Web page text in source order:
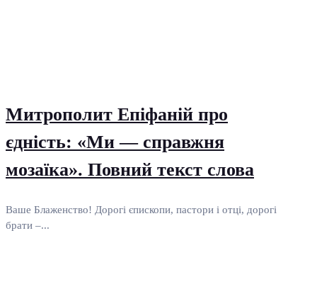
Митрополит Епіфаній про
єдність: «Ми — справжня
мозаїка». Повний текст слова
Ваше Блаженство! Дорогі єпископи, пастори і отці, дорогі
брати –...